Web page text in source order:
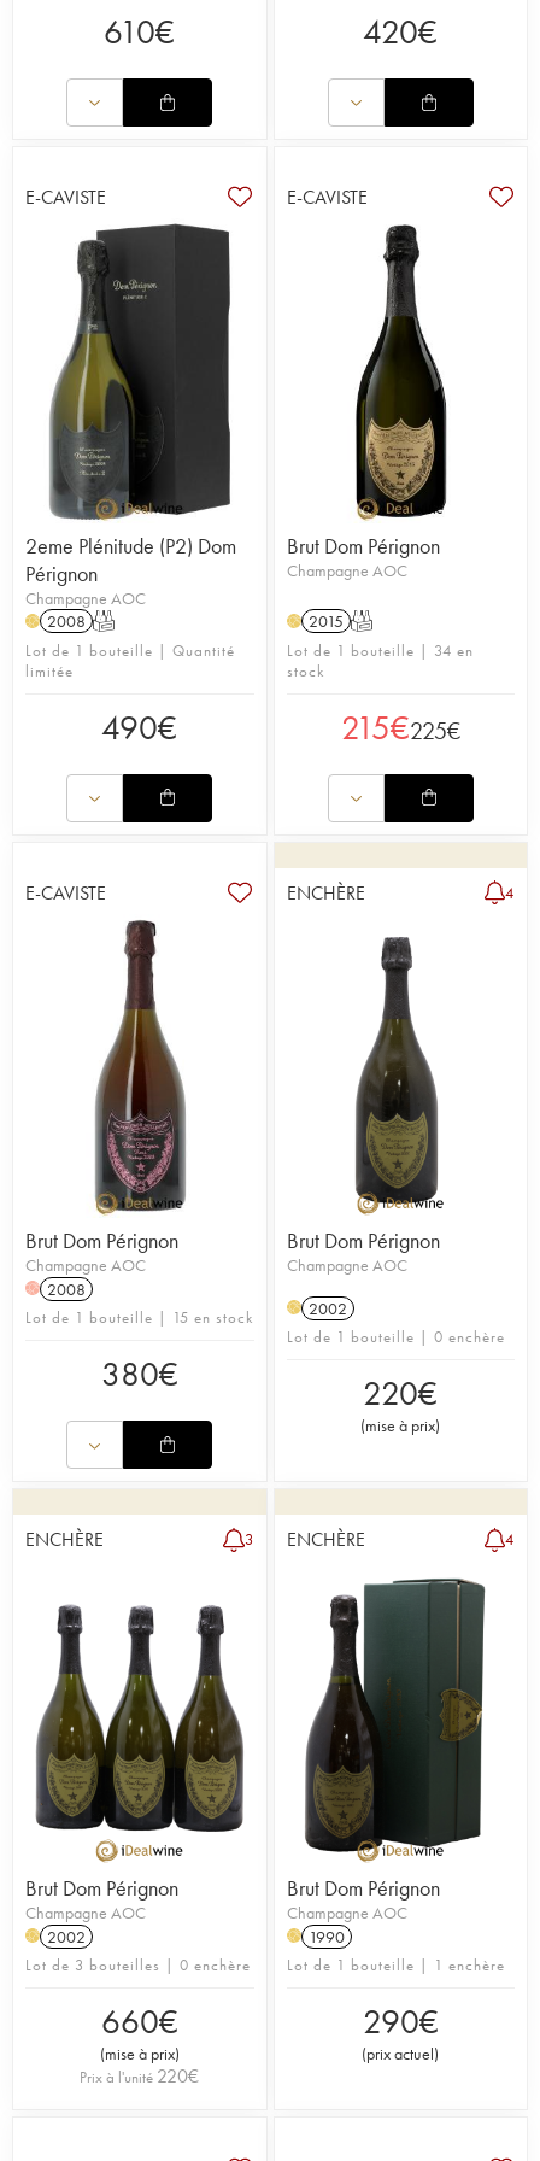
D'autres créations complètent la gamme comme la
cuvée de rosé, alliance de chardonnay et de pinot
d'agrumes confits ainsi que des notes
empyreumatiques ; ainsi que le Dom Pérignon P2
vieillit alors plus longuement sur lies (dégorgement
tardivement), entre douze et quinze ans en cave.
P3 (3ème plénitude) est quant à lui un champagne
à son apogée, sorti après 25 à 40 ans de cave.
Lire l'article du blog sur Dom Pérignon
610€ 420€
E-CAVISTE
2eme Plénitude (P2) Dom
Pérignon
Champagne AOC
H 2008 T
Lot de 1 bouteille | Quantité
limitée
490€
E-CAVISTE
Brut Dom Pérignon
Champagne AOC
H 2015 T
Lot de 1 bouteille | 34 en
stock
215€225€
E-CAVISTE
Brut Dom Pérignon
Champagne AOC
H 2008
Lot de 1 bouteille | 15 en stock
380€
ENCHÈRE 4
Brut Dom Pérignon
Champagne AOC
H 2002
Lot de 1 bouteille | 0 enchère
220€
(mise à prix)
ENCHÈRE 3
Brut Dom Pérignon
Champagne AOC
H 2002
Lot de 3 bouteilles | 0 enchère
660€
(mise à prix)
Prix à l'unité 220€
ENCHÈRE 4
Brut Dom Pérignon
Champagne AOC
H 1990
Lot de 1 bouteille | 1 enchère
290€
(prix actuel)